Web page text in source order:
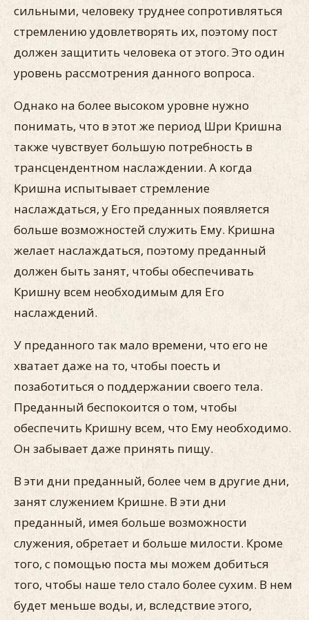
сильными, человеку труднее сопротивляться
стремлению удовлетворять их, поэтому пост
должен защитить человека от этого. Это один
уровень рассмотрения данного вопроса.
Однако на более высоком уровне нужно
понимать, что в этот же период Шри Кришна
также чувствует большую потребность в
трансцендентном наслаждении. А когда
Кришна испытывает стремление
наслаждаться, у Его преданных появляется
больше возможностей служить Ему. Кришна
желает наслаждаться, поэтому преданный
должен быть занят, чтобы обеспечивать
Кришну всем необходимым для Его
наслаждений.
У преданного так мало времени, что его не
хватает даже на то, чтобы поесть и
позаботиться о поддержании своего тела.
Преданный беспокоится о том, чтобы
обеспечить Кришну всем, что Ему необходимо.
Он забывает даже принять пищу.
В эти дни преданный, более чем в другие дни,
занят служением Кришне. В эти дни
преданный, имея больше возможности
служения, обретает и больше милости. Кроме
того, с помощью поста мы можем добиться
того, чтобы наше тело стало более сухим. В нем
будет меньше воды, и, вследствие этого,